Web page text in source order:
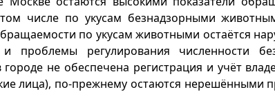
числе по укусам безнадзорными
по укусам животными остаётся
проблемы регулирования численности
не обеспечена регистрация и учёт
лица), по-прежнему остаются нерешёнными